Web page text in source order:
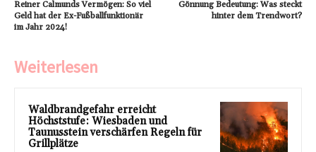
Reiner Calmunds Vermögen: So viel
Geld hat der Ex-Fußballfunktionär
im Jahr 2024!
Gönnung Bedeutung: Was steckt
hinter dem Trendwort?
Weiterlesen
Waldbrandgefahr erreicht
Höchststufe: Wiesbaden und
Taunusstein verschärfen Regeln für
Grillplätze